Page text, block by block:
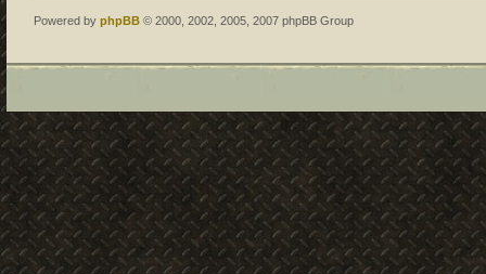
Powered by phpBB © 2000, 2002, 2005, 2007 phpBB Group